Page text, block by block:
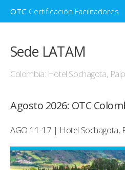
OTC Certificación Facilitadores
Sede LATAM
Colombia: Hotel Sochagota,
Agosto 2026: OTC
AGO 11-17 | Hotel Sochagota,